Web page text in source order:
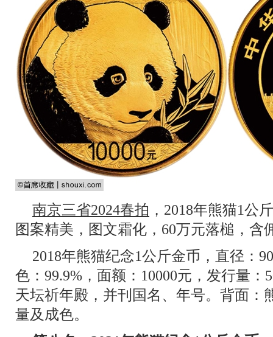
南京三省2024春拍 ，2018年熊猫1公
图案精美，图文霜化，60万元落槌，含
2018年熊猫纪念1公斤金币，直径：
色：99.9%，面额：10000元，发行量
天坛祈年殿，并刊国名、年号。背面：
量及成色。